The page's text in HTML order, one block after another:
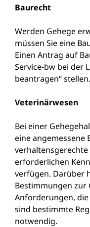
Baurecht
Werden Gehege
müssen Sie eine
Einen Antrag auf
Service-bw bei der
beantragen“stellen.
Veterinärwesen
Bei einer
eine angemessene
erforderlichen
verfügen. Darüber
Bestimmungen zur
Anforderungen, die
sind bestimmte
notwendig.